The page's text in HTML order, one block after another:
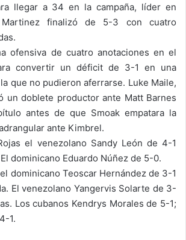
llegar a 34 en la campaña, líder en
Martinez finalizó de 5-3 con cuatro
ofensiva de cuatro anotaciones en el
convertir un déficit de 3-1 en una
que no pudieron aferrarse. Luke Maile,
un doblete productor ante Matt Barnes
antes de que Smoak empatara la
ante Kimbrel.
el venezolano Sandy León de 4-1
dominicano Eduardo Núñez de 5-0.
dominicano Teoscar Hernández de 3-1
El venezolano Yangervis Solarte de 3-
Los cubanos Kendrys Morales de 5-1;
1.